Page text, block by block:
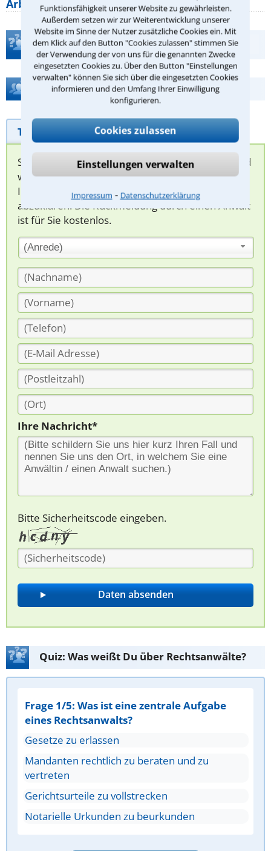
Funktionsfähigkeit unserer Website zu gewährleisten.
Außerdem setzen wir zur Weiterentwicklung unserer
Website im Sinne der Nutzer zusätzliche Cookies ein. Mit
dem Klick auf den Button "Cookies zulassen" stimmen Sie
der Verwendung der von uns für die genannten Zwecke
eingesetzten Cookies zu. Über den Button "Einstellungen
verwalten" können Sie sich über die eingesetzten Cookies
informieren und den Umfang Ihrer Einwilligung
konfigurieren.
Cookies zulassen
Einstellungen verwalten
Impressum ⁃ Datenschutzerklärung
Arbeitszeit gelten beim
Teste Dein Rechtswissen
Hilfe bei Ihrer Anwaltsuche?
Telefonhilfe Beratungsanfrage
Sie können hier Ihren Fall schildern. Anschließend
werden sich spezialisierte Rechtsanwälte bei
Ihnen melden, um das weitere Vorgehen
abzuklären. Die Rückmeldung durch einen Anwalt
ist für Sie kostenlos.
(Anrede)
Ihre Nachricht*
Bitte Sicherheitscode eingeben.
Quiz: Was weißt Du über Rechtsanwälte?
Frage 1/5: Was ist eine zentrale Aufgabe
eines Rechtsanwalts?
Gesetze zu erlassen
Mandanten rechtlich zu beraten und zu
vertreten
Gerichtsurteile zu vollstrecken
Notarielle Urkunden zu beurkunden